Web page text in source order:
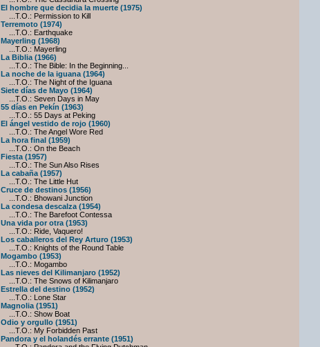
El hombre que decidia la muerte (1975)
...T.O.: Permission to Kill
Terremoto (1974)
...T.O.: Earthquake
Mayerling (1968)
...T.O.: Mayerling
La Biblia (1966)
...T.O.: The Bible: In the Beginning...
La noche de la iguana (1964)
...T.O.: The Night of the Iguana
Siete días de Mayo (1964)
...T.O.: Seven Days in May
55 días en Pekín (1963)
...T.O.: 55 Days at Peking
El ángel vestido de rojo (1960)
...T.O.: The Angel Wore Red
La hora final (1959)
...T.O.: On the Beach
Fiesta (1957)
...T.O.: The Sun Also Rises
La cabaña (1957)
...T.O.: The Little Hut
Cruce de destinos (1956)
...T.O.: Bhowani Junction
La condesa descalza (1954)
...T.O.: The Barefoot Contessa
Una vida por otra (1953)
...T.O.: Ride, Vaquero!
Los caballeros del Rey Arturo (1953)
...T.O.: Knights of the Round Table
Mogambo (1953)
...T.O.: Mogambo
Las nieves del Kilimanjaro (1952)
...T.O.: The Snows of Kilimanjaro
Estrella del destino (1952)
...T.O.: Lone Star
Magnolia (1951)
...T.O.: Show Boat
Odio y orgullo (1951)
...T.O.: My Forbidden Past
Pandora y el holandés errante (1951)